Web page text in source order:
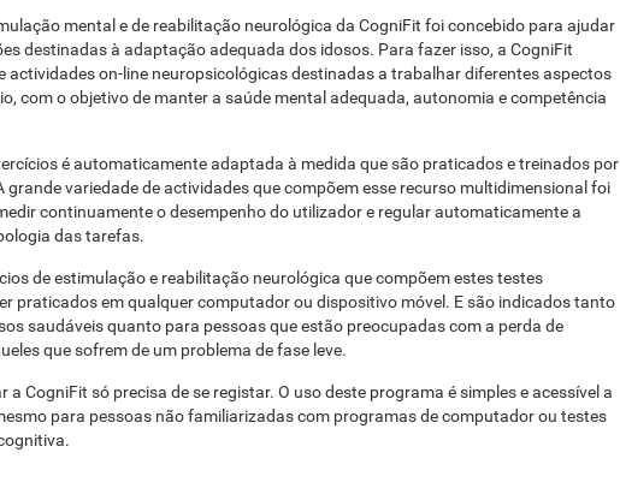
mental e de reabilitação neurológica da CogniFit foi concebido para ajudar
destinadas à adaptação adequada dos idosos. Para fazer isso, a CogniFit
actividades on-line neuropsicológicas destinadas a trabalhar diferentes aspectos
com o objetivo de manter a saúde mental adequada, autonomia e competência
é automaticamente adaptada à medida que são praticados e treinados por
grande variedade de actividades que compõem esse recurso multidimensional foi
continuamente o desempenho do utilizador e regular automaticamente a
das tarefas.
de estimulação e reabilitação neurológica que compõem estes testes
praticados em qualquer computador ou dispositivo móvel. E são indicados tanto
saudáveis ​​quanto para pessoas que estão preocupadas com a perda de
que sofrem de um problema de fase leve.
a CogniFit só precisa de se registar. O uso deste programa é simples e acessível a
para pessoas não familiarizadas com programas de computador ou testes